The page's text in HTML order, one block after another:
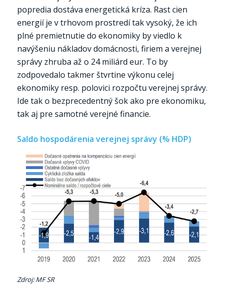
popredia dostáva energetická kríza. Rast cien
energií je v trhovom prostredí tak vysoký, že ich
plné premietnutie do ekonomiky by viedlo k
navýšeniu nákladov domácnosti, firiem a verejnej
správy zhruba až o 24 miliárd eur. To by
zodpovedalo takmer štvrtine výkonu celej
ekonomiky resp. polovici rozpočtu verejnej správy.
Ide tak o bezprecedentný šok ako pre ekonomiku,
tak aj pre samotné verejné financie.
Saldo hospodárenia verejnej správy (% HDP)
Zdroj: MF SR